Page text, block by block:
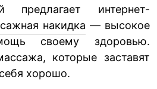
предлагает интернет-
накидка — высокое
своему здоровью.
которые заставят
хорошо.